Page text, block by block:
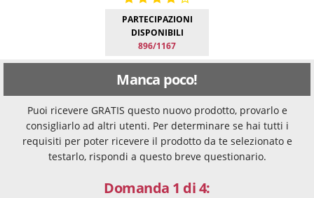
PARTECIPAZIONI
DISPONIBILI
896/1167
Manca poco!
Puoi ricevere GRATIS questo nuovo prodotto, provarlo e
consigliarlo ad altri utenti. Per determinare se hai tutti i
requisiti per poter ricevere il prodotto da te selezionato e
testarlo, rispondi a questo breve questionario.
Domanda 1 di 4: